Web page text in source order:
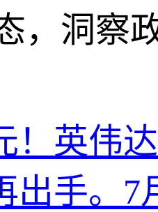
，洞察
！英伟
出手。7